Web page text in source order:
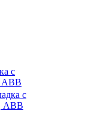
с
ABB